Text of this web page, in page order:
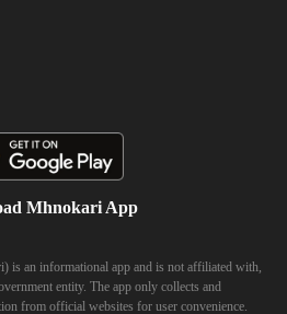
Mhnokari App
an informational app and is not affiliated with,
entity. The app only collects and
from official websites for user convenience.